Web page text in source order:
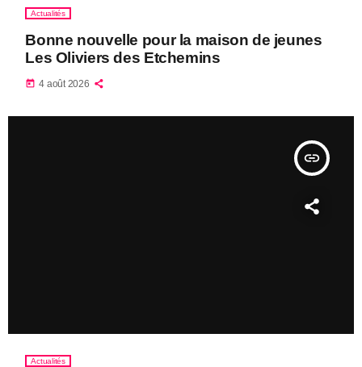
Actualités
Bonne nouvelle pour la maison de jeunes
Les Oliviers des Etchemins
today 4 août 2026
insert_link
Actualités